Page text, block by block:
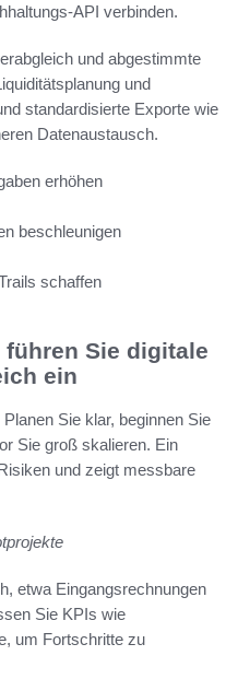
API verbinden.
und abgestimmte
und
standardisierte Exporte wie
Datenaustausch.
erhöhen
beschleunigen
schaffen
Sie digitale
ein
Sie klar, beginnen Sie
Sie groß skalieren. Ein
und zeigt messbare
etwa Eingangsrechnungen
Sie KPIs wie
um Fortschritte zu